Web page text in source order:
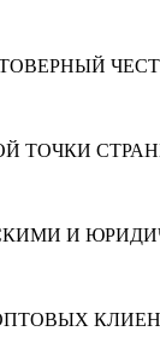
ТОЧКИ
И